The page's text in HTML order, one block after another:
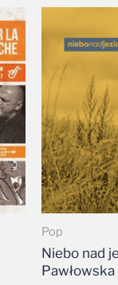
Pop
Niebo nad
Pawłowska